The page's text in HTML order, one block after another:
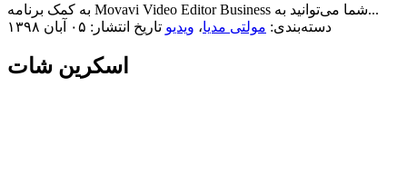
به کمک برنامه Movavi Video Editor Business شما می‌توانید به...
دسته‌بندی: مولتی مدیا، ویدیو تاریخ انتشار: ۰۵ آبان ۱۳۹۸
اسکرین شات